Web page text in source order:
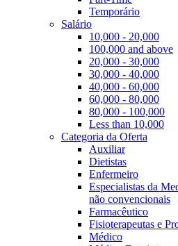
Temporário
Salário
10,000 - 20,000
100,000 and above
20,000 - 30,000
30,000 - 40,000
40,000 - 60,000
60,000 - 80,000
80,000 - 100,000
Less than 10,000
Categoria da Oferta
Auxiliar
Dietistas
Enfermeiro
Especialistas da
não convencionais
Farmacêutico
Fisioterapeutas e
Médico